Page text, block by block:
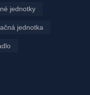
jednotky
jednotka